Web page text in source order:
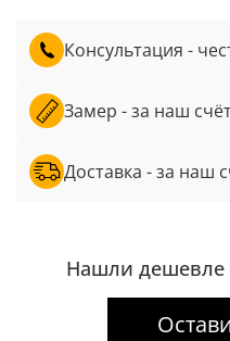
Консультация -
Замер - за наш
Доставка - за наш
Нашли дешевле